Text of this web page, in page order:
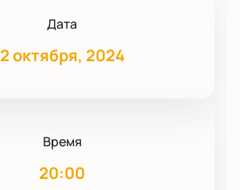
Дата
2 октября, 2024
Время
20:00